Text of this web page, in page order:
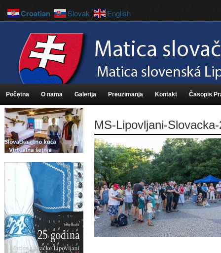
Početna O nama Galerija Preuzimanja Kontakt Časopis
MS-Lipovljani-
Croatian Slovak English